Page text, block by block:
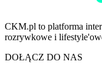
CKM.pl to platforma
rozrywkowe i
DOŁĄCZ DO NAS